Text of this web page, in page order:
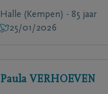
Halle (Kempen) - 85 jaar
25/01/2026
Paula VERHOEVEN